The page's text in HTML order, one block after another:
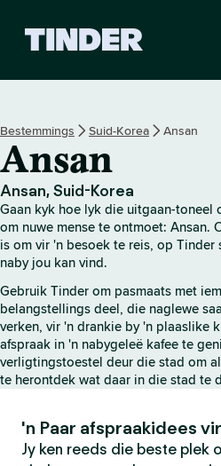
r
i
s
b
d
Bestemmings Suid-Korea Ansan
Ansan
Ansan, Suid-Korea
Gaan kyk hoe lyk die uitgaan-toneel
om nuwe mense te ontmoet: Ansan.
is om vir 'n besoek te reis, op
naby jou kan vind.
Gebruik Tinder om pasmaats met
belangstellings deel, die naglewe
verken, vir 'n drankie by 'n plaaslike
afspraak in 'n nabygeleë kafee te
verligtingstoestel deur die stad om
te herontdek wat daar in die stad te
'n Paar afspraakidees
Jy ken reeds die beste plek